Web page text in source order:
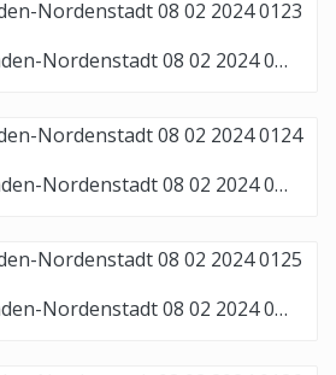
Hexenball Wiesbaden-Nordenstadt 08 02 2024 0123
Hexenball Wiesbaden-Nordenstadt 08 02 2024 0124
Hexenball Wiesbaden-Nordenstadt 08 02 2024 0125